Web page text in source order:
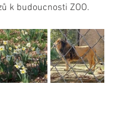
k budoucnosti ZOO.